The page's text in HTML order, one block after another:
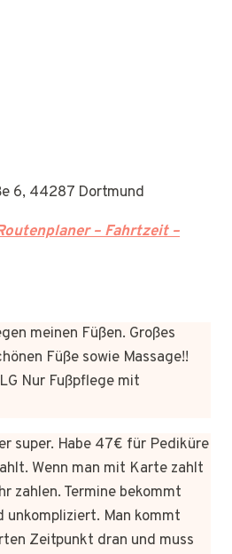
6, 44287 Dortmund
– Fahrtzeit –
meinen Füßen. Großes
Füße sowie Massage!!
Nur Fußpflege mit
super. Habe 47€ für Pediküre
Wenn man mit Karte zahlt
zahlen. Termine bekommt
Man kommt
Zeitpunkt dran und muss